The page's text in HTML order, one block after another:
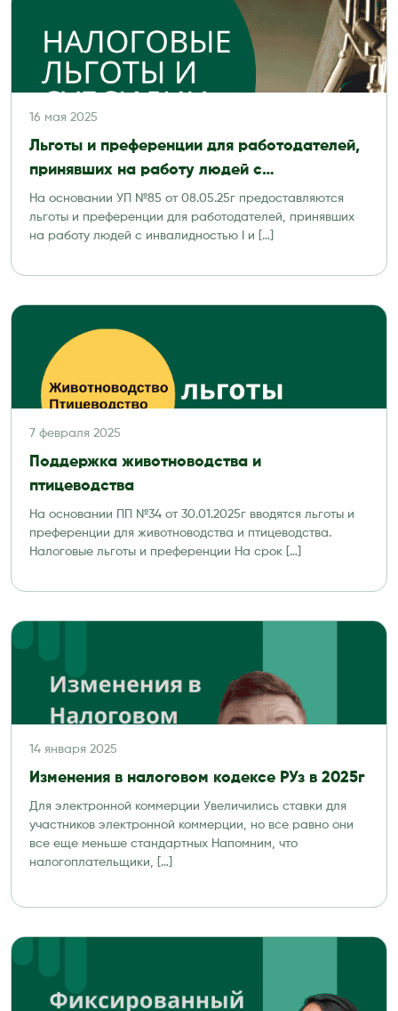
16 мая 2025
Льготы и преференции для работодателей,
принявших на работу людей с
инвалидностью I и II групп
На основании УП №85 от 08.05.25г предоставляются
льготы и преференции для работодателей, принявших
на работу людей с инвалидностью I и […]
7 февраля 2025
Поддержка животноводства и
птицеводства
На основании ПП №34 от 30.01.2025г вводятся льготы и
преференции для животноводства и птицеводства.
Налоговые льготы и преференции На срок […]
14 января 2025
Изменения в налоговом кодексе РУз в 2025г
Для электронной коммерции Увеличились ставки для
участников электронной коммерции, но все равно они
все еще меньше стандартных Напомним, что
налогоплательщики, […]